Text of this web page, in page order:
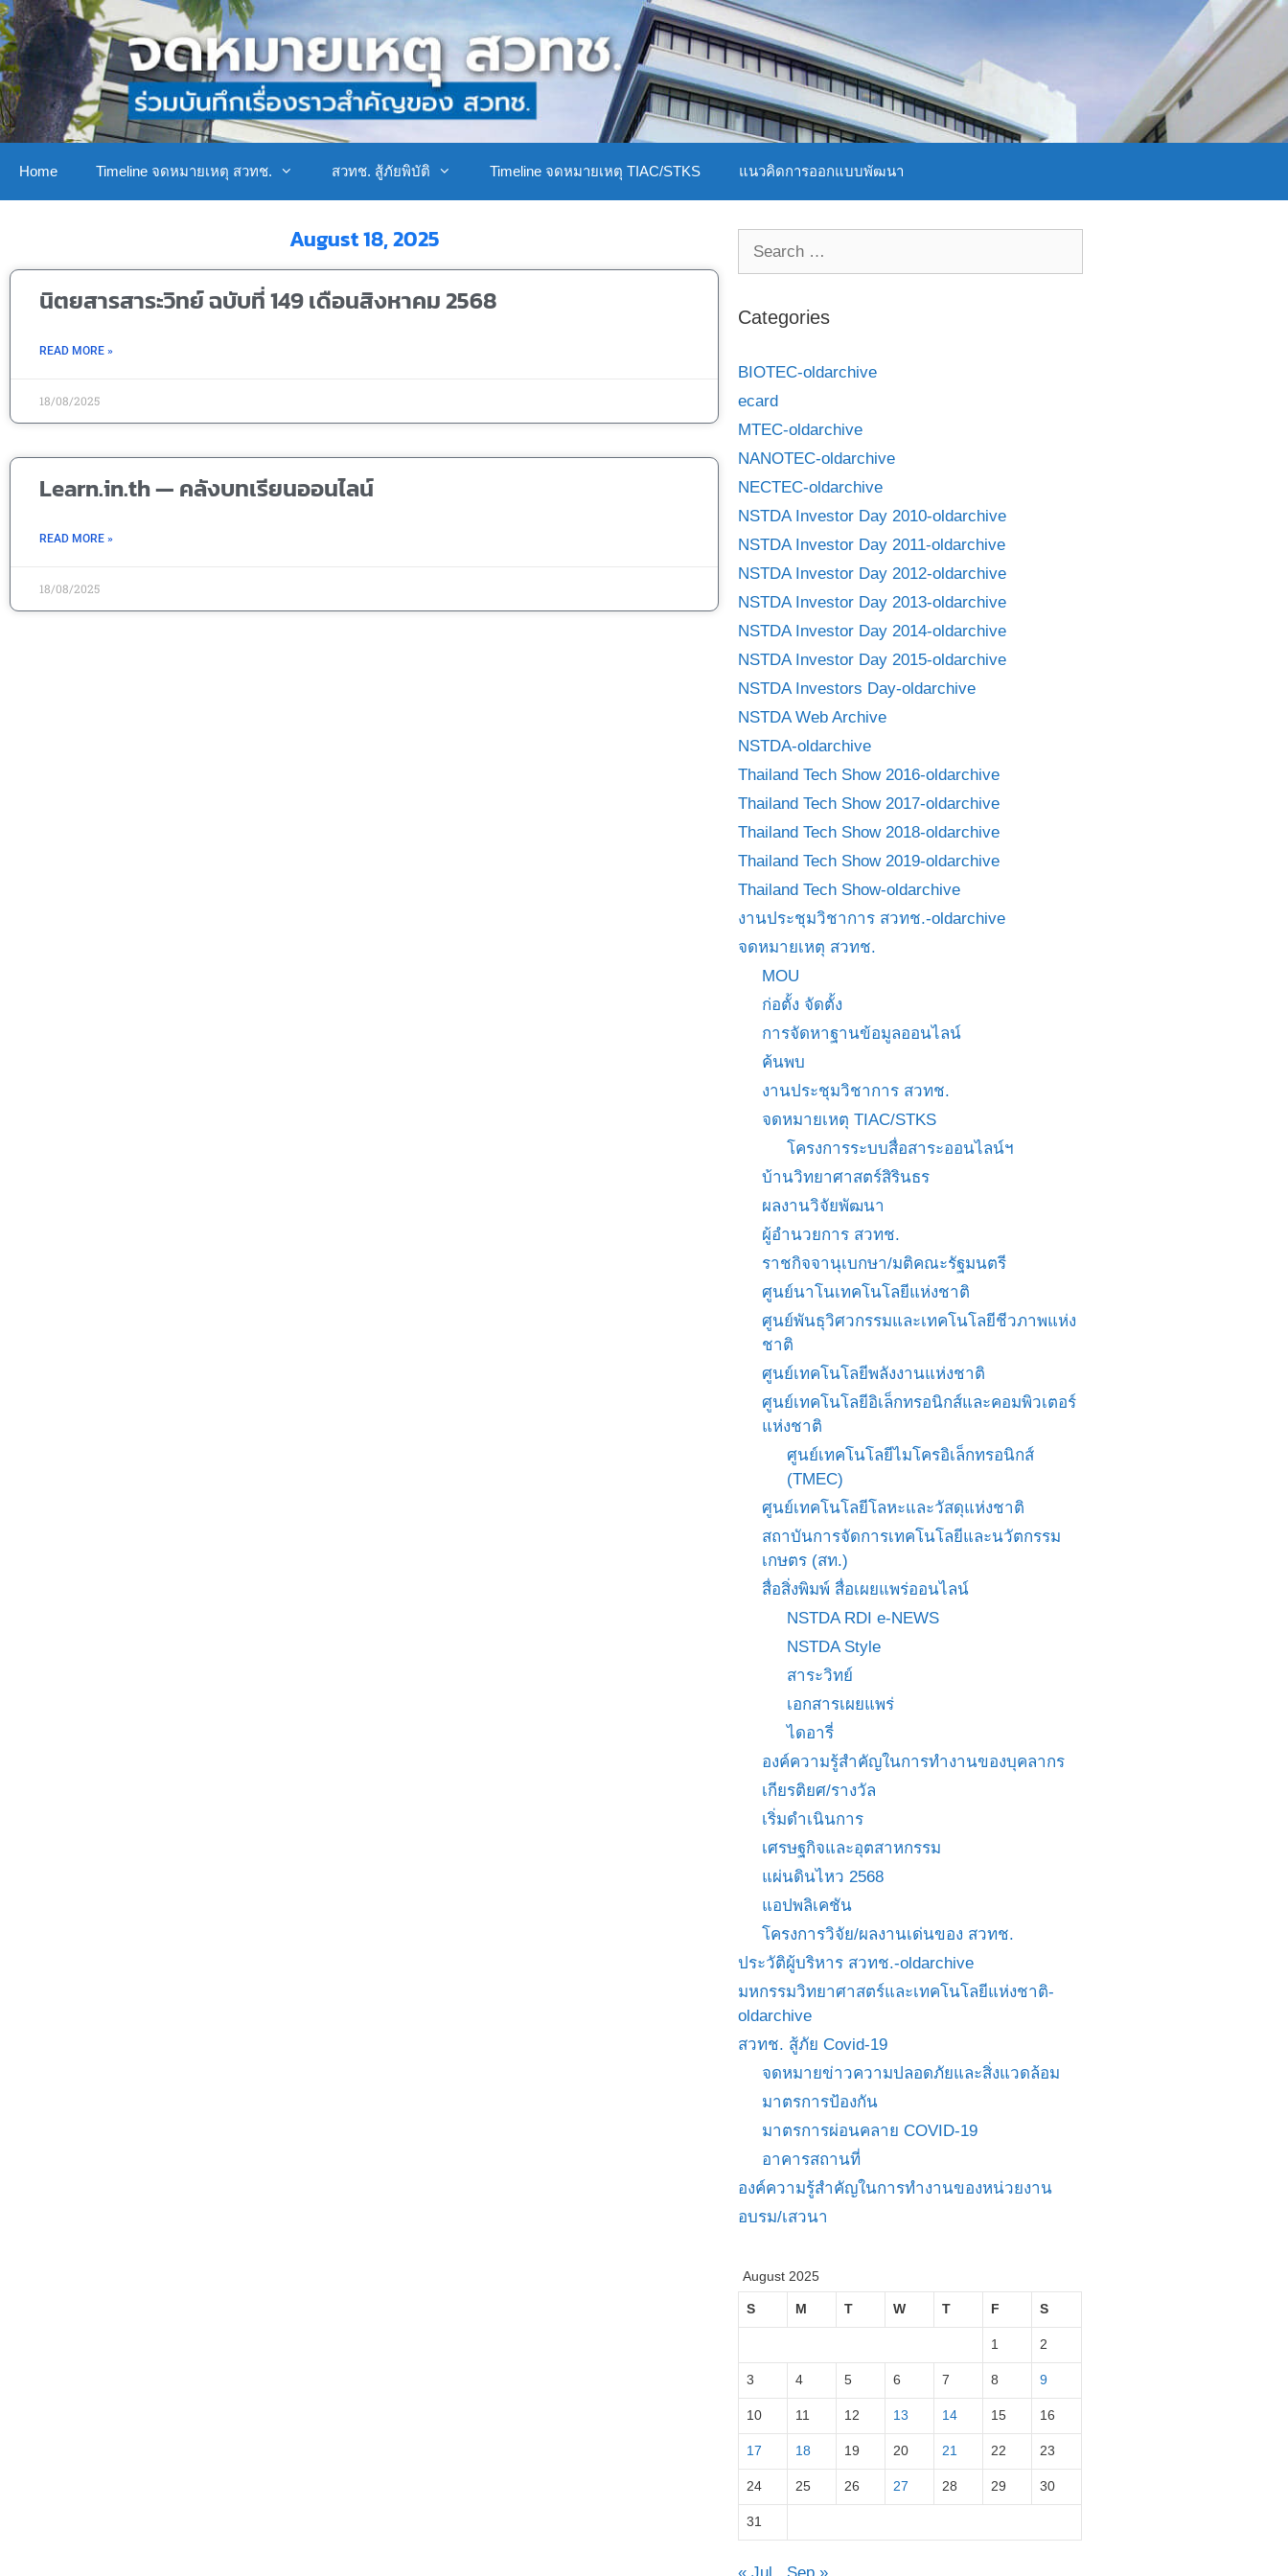
Home Timeline จดหมายเหตุ สวทช. สวทช. สู้ภัยพิบัติ Timeline จดหมายเหตุ TIAC/STKS แนวคิดการออกแบบพัฒนา
August 18, 2025
นิตยสารสาระวิทย์ ฉบับที่ 149 เดือนสิงหาคม 2568
READ MORE »
18/08/2025
Learn.in.th — คลังบทเรียนออนไลน์
READ MORE »
18/08/2025
Categories
BIOTEC-oldarchive
ecard
MTEC-oldarchive
NANOTEC-oldarchive
NECTEC-oldarchive
NSTDA Investor Day 2010-oldarchive
NSTDA Investor Day 2011-oldarchive
NSTDA Investor Day 2012-oldarchive
NSTDA Investor Day 2013-oldarchive
NSTDA Investor Day 2014-oldarchive
NSTDA Investor Day 2015-oldarchive
NSTDA Investors Day-oldarchive
NSTDA Web Archive
NSTDA-oldarchive
Thailand Tech Show 2016-oldarchive
Thailand Tech Show 2017-oldarchive
Thailand Tech Show 2018-oldarchive
Thailand Tech Show 2019-oldarchive
Thailand Tech Show-oldarchive
งานประชุมวิชาการ สวทช.-oldarchive
จดหมายเหตุ สวทช.
MOU
ก่อตั้ง จัดตั้ง
การจัดหาฐานข้อมูลออนไลน์
ค้นพบ
งานประชุมวิชาการ สวทช.
จดหมายเหตุ TIAC/STKS
โครงการระบบสื่อสาระออนไลน์ฯ
บ้านวิทยาศาสตร์สิรินธร
ผลงานวิจัยพัฒนา
ผู้อำนวยการ สวทช.
ราชกิจจานุเบกษา/มติคณะรัฐมนตรี
ศูนย์นาโนเทคโนโลยีแห่งชาติ
ศูนย์พันธุวิศวกรรมและเทคโนโลยีชีวภาพแห่ง
ชาติ
ศูนย์เทคโนโลยีพลังงานแห่งชาติ
ศูนย์เทคโนโลยีอิเล็กทรอนิกส์และคอมพิวเตอร์
แห่งชาติ
ศูนย์เทคโนโลยีไมโครอิเล็กทรอนิกส์
(TMEC)
ศูนย์เทคโนโลยีโลหะและวัสดุแห่งชาติ
สถาบันการจัดการเทคโนโลยีและนวัตกรรม
เกษตร (สท.)
สื่อสิ่งพิมพ์ สื่อเผยแพร่ออนไลน์
NSTDA RDI e-NEWS
NSTDA Style
สาระวิทย์
เอกสารเผยแพร่
ไดอารี่
องค์ความรู้สำคัญในการทำงานของบุคลากร
เกียรติยศ/รางวัล
เริ่มดำเนินการ
เศรษฐกิจและอุตสาหกรรม
แผ่นดินไหว 2568
แอปพลิเคชัน
โครงการวิจัย/ผลงานเด่นของ สวทช.
ประวัติผู้บริหาร สวทช.-oldarchive
มหกรรมวิทยาศาสตร์และเทคโนโลยีแห่งชาติ-
oldarchive
สวทช. สู้ภัย Covid-19
จดหมายข่าวความปลอดภัยและสิ่งแวดล้อม
มาตรการป้องกัน
มาตรการผ่อนคลาย COVID-19
อาคารสถานที่
องค์ความรู้สำคัญในการทำงานของหน่วยงาน
อบรม/เสวนา
August 2025
S M T W T F S
1 2
3 4 5 6 7 8 9
10 11 12 13 14 15 16
17 18 19 20 21 22 23
24 25 26 27 28 29 30
31